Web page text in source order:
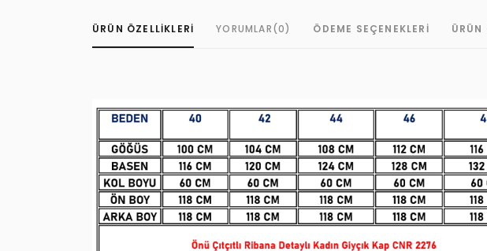
ÜRÜN ÖZELLIKLERI YORUMLAR(0) ÖDEME SEÇENEKLERI ÜRÜN